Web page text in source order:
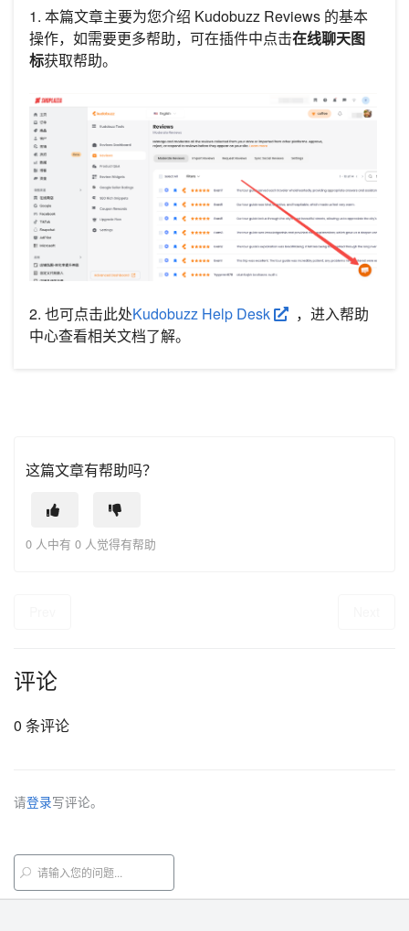
1. 本篇文章主要为您介绍 Kudobuzz Reviews 的基本
操作，如需要更多帮助，可在插件中点击在线聊天图
标获取帮助。
2. 也可点击此处Kudobuzz Help Desk
，进入帮助
中心查看相关文档了解。
这篇文章有帮助吗？
0 人中有 0 人觉得有帮助
评论
0 条评论
请登录写评论。